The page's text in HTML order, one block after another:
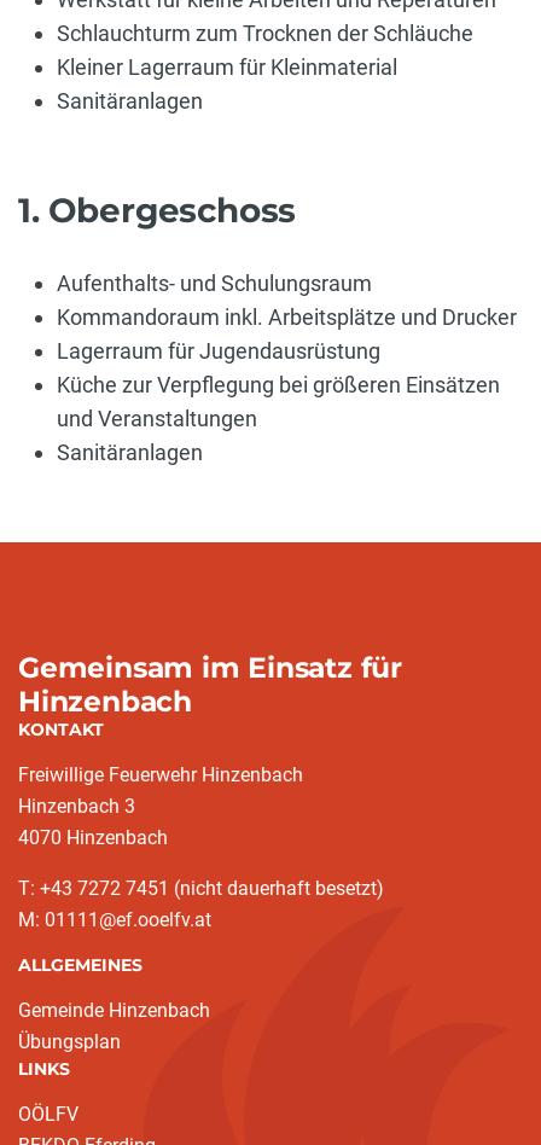
Schlauchturm zum Trocknen der Schläuche
Kleiner Lagerraum für Kleinmaterial
Sanitäranlagen
1. Obergeschoss
Aufenthalts- und Schulungsraum
Kommandoraum inkl. Arbeitsplätze und Drucker
Lagerraum für Jugendausrüstung
Küche zur Verpflegung bei größeren Einsätzen
und Veranstaltungen
Sanitäranlagen
Gemeinsam im Einsatz für
Hinzenbach
KONTAKT
Freiwillige Feuerwehr Hinzenbach
Hinzenbach 3
4070 Hinzenbach
T: +43 7272 7451 (nicht dauerhaft besetzt)
M: 01111@ef.ooelfv.at
ALLGEMEINES
Gemeinde Hinzenbach
Übungsplan
LINKS
OÖLFV